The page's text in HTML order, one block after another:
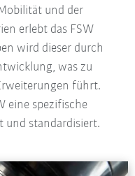
und der
erlebt das FSW
wird dieser durch
was zu
führt.
eine spezifische
und standardisiert.